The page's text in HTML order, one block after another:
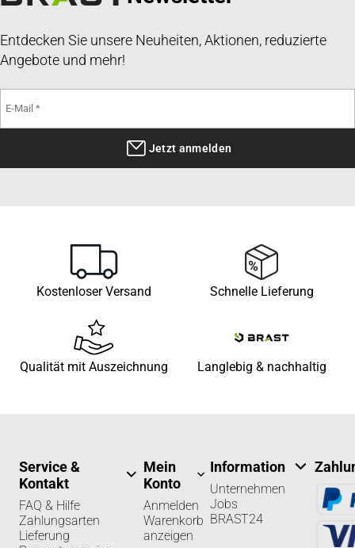
Entdecken Sie unsere Neuheiten, Aktionen, reduzierte
Angebote und mehr!
Jetzt anmelden
Kostenloser Versand Schnelle Lieferung
Qualität mit Auszeichnung Langlebig & nachhaltig
Service &
Kontakt
FAQ & Hilfe
Zahlungsarten
Lieferung
Mein
Konto
Anmelden
Warenkorb
anzeigen
Information
Unternehmen
Jobs
BRAST24